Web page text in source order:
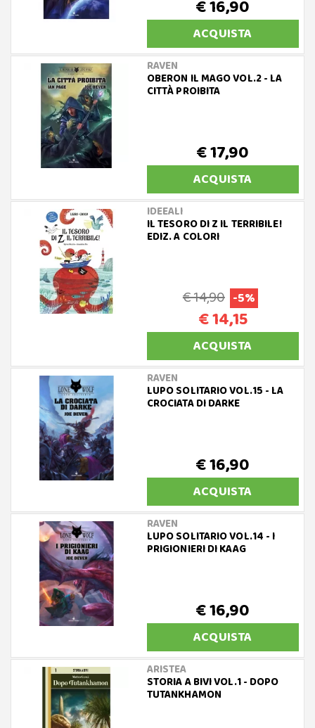
€ 16,90
ACQUISTA
RAVEN
OBERON IL MAGO VOL.2 - LA
CITTÀ PROIBITA
€ 17,90
ACQUISTA
IDEEALI
IL TESORO DI Z IL TERRIBILE!
EDIZ. A COLORI
€ 14,90 -5%
€ 14,15
ACQUISTA
RAVEN
LUPO SOLITARIO VOL.15 - LA
CROCIATA DI DARKE
€ 16,90
ACQUISTA
RAVEN
LUPO SOLITARIO VOL.14 - I
PRIGIONIERI DI KAAG
€ 16,90
ACQUISTA
ARISTEA
STORIA A BIVI VOL.1 - DOPO
TUTANKHAMON